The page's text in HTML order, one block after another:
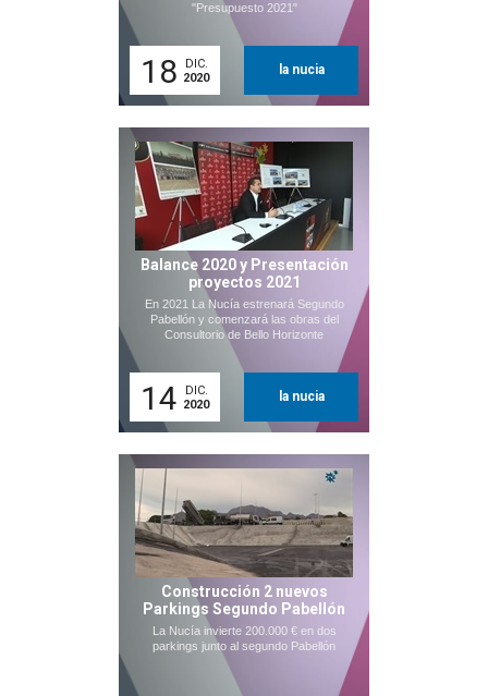
"Presupuesto 2021"
18
DIC.
2020
la nucia
Balance 2020 y Presentación
proyectos 2021
En 2021 La Nucía estrenará Segundo
Pabellón y comenzará las obras del
Consultorio de Bello Horizonte
14
DIC.
2020
la nucia
Construcción 2 nuevos
Parkings Segundo Pabellón
La Nucía invierte 200.000 € en dos
parkings junto al segundo Pabellón